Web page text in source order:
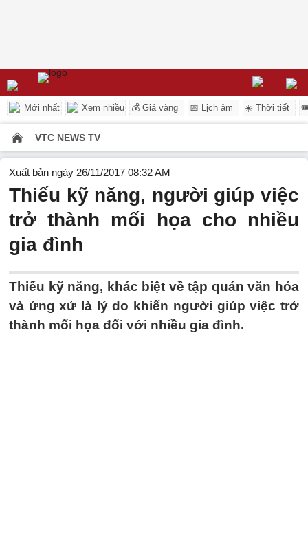
Mới nhất Xem nhiều 💰 Giá vàng 📅 Lịch âm ☀️ Thời tiết
VTC NEWS TV
Xuất bản ngày 26/11/2017 08:32 AM
Thiếu kỹ năng, người giúp việc
trở thành mối họa cho nhiều
gia đình
Thiếu kỹ năng, khác biệt về tập quán văn hóa
và ứng xử là lý do khiến người giúp việc trở
thành mối họa đối với nhiều gia đình.